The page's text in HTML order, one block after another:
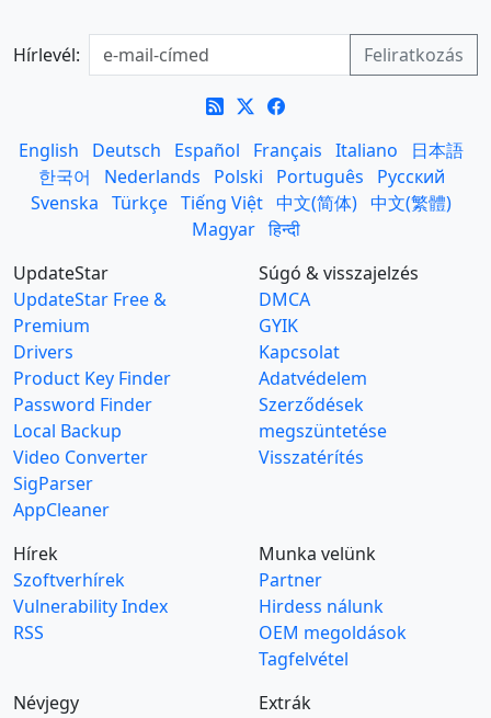
Hírlevél:
English Deutsch Español Français Italiano
日本語
한국어
Nederlands Polski Português
Русский
Svenska Türkçe Tiếng Việt 中文(简体) 中文(繁體)
Magyar हिन्दी
UpdateStar
UpdateStar Free &
Premium
Drivers
Product Key Finder
Password Finder
Local Backup
Video Converter
SigParser
AppCleaner
Súgó & visszajelzés
DMCA
GYIK
Kapcsolat
Adatvédelem
Szerződések
megszüntetése
Visszatérítés
Hírek
Szoftverhírek
Vulnerability Index
RSS
Munka velünk
Partner
Hirdess nálunk
OEM megoldások
Tagfelvétel
Névjegy
Extrák